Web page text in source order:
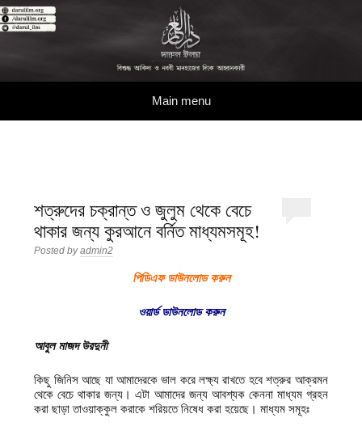
বিশুদ্ধ আকিদা ও নববী মানহাজের দিকে আহ্বানকারী
Main menu
শত্রুদের চক্রান্ত ও জুলুম থেকে বেচে
থাকার জন্য কুরআনে বর্নিত মাধ্যমসমূহ!
Posted byadmin2
পিডিএফ ডাউনলোড করুন
ওয়ার্ড ডাউনলোড করুন
আবুল মাজদ উরদুনী
কিছু জিনিস আছে যা আমাদেরকে ভাল করে লক্ষ্য রাখতে হবে শত্রুর আক্রমন
থেকে বেচে থাকার জন্য। এটা আমাদের জন্য আবশ্যক কেননা মাধ্যম গ্রহন
করা ছাড়া তাওয়াক্কুল করাকে শরিয়তে নিষেধ করা হয়েছে। মাধ্যম সমূহঃ